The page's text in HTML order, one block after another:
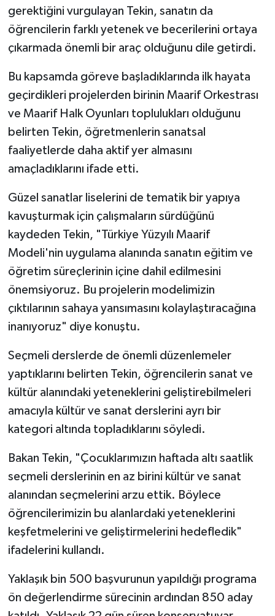
gerektiğini vurgulayan Tekin, sanatın da
öğrencilerin farklı yetenek ve becerilerini ortaya
çıkarmada önemli bir araç olduğunu dile getirdi.
Bu kapsamda göreve başladıklarında ilk hayata
geçirdikleri projelerden birinin Maarif Orkestrası
ve Maarif Halk Oyunları toplulukları olduğunu
belirten Tekin, öğretmenlerin sanatsal
faaliyetlerde daha aktif yer almasını
amaçladıklarını ifade etti.
Güzel sanatlar liselerini de tematik bir yapıya
kavuşturmak için çalışmaların sürdüğünü
kaydeden Tekin, "Türkiye Yüzyılı Maarif
Modeli'nin uygulama alanında sanatın eğitim ve
öğretim süreçlerinin içine dahil edilmesini
önemsiyoruz. Bu projelerin modelimizin
çıktılarının sahaya yansımasını kolaylaştıracağına
inanıyoruz" diye konuştu.
Seçmeli derslerde de önemli düzenlemeler
yaptıklarını belirten Tekin, öğrencilerin sanat ve
kültür alanındaki yeteneklerini geliştirebilmeleri
amacıyla kültür ve sanat derslerini ayrı bir
kategori altında topladıklarını söyledi.
Bakan Tekin, "Çocuklarımızın haftada altı saatlik
seçmeli derslerinin en az birini kültür ve sanat
alanından seçmelerini arzu ettik. Böylece
öğrencilerimizin bu alanlardaki yeteneklerini
keşfetmelerini ve geliştirmelerini hedefledik"
ifadelerini kullandı.
Yaklaşık bin 500 başvurunun yapıldığı programa
ön değerlendirme sürecinin ardından 850 aday